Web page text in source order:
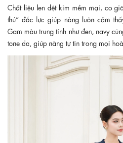
Chất liệu len dệt kim mềm mại, co
thủ” đắc lực giúp nàng luôn cảm
Gam màu trung tính như đen, navy
tone da, giúp nàng tự tin trong mọi